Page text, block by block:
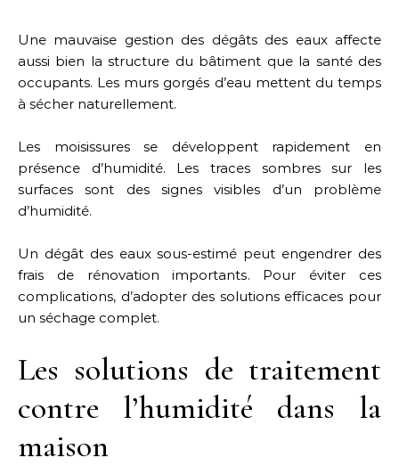
Une mauvaise gestion des dégâts des eaux affecte
aussi bien la structure du bâtiment que la santé des
occupants. Les murs gorgés d’eau mettent du temps
à sécher naturellement.
Les moisissures se développent rapidement en
présence d’humidité. Les traces sombres sur les
surfaces sont des signes visibles d’un problème
d’humidité.
Un dégât des eaux sous-estimé peut engendrer des
frais de rénovation importants. Pour éviter ces
complications, d’adopter des solutions efficaces pour
un séchage complet.
Les solutions de traitement
contre l’humidité dans la
maison